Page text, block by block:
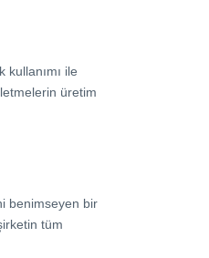
ile
üretim
benimseyen bir
tüm